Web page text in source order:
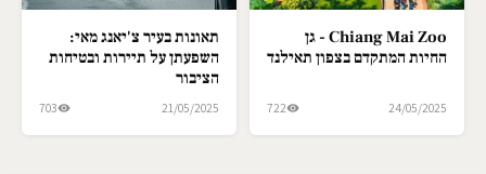
Chiang Mai Zoo - גן
החיות המתקדם בצפון תאילנד
24/05/2025
722
תאונות בעיר צ'יאנג מאי:
השפעתן על תיירות ובטיחות
הציבור
21/05/2025
703